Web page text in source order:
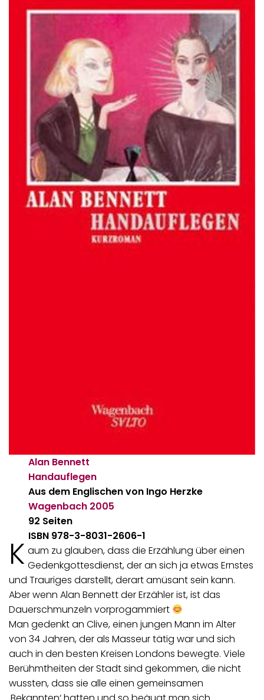
Alan Bennett
Handauflegen
Aus dem Englischen von Ingo Herzke
Wagenbach 2005
92 Seiten
ISBN 978-3-8031-2606-1
K aum zu glauben, dass die Erzählung über einen
Gedenkgottesdienst, der an sich ja etwas Ernstes
und Trauriges darstellt, derart amüsant sein kann.
Aber wenn Alan Bennett der Erzähler ist, ist das
Dauerschmunzeln vorprogammiert
Man gedenkt an Clive, einen jungen Mann im Alter
von 34 Jahren, der als Masseur tätig war und sich
auch in den besten Kreisen Londons bewegte. Viele
Berühmtheiten der Stadt sind gekommen, die nicht
wussten, dass sie alle einen gemeinsamen